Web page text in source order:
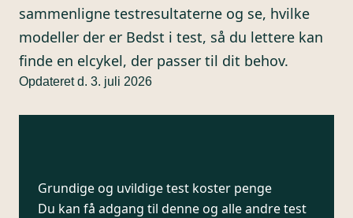
sammenligne testresultaterne og se, hvilke
modeller der er Bedst i test, så du lettere kan
finde en elcykel, der passer til dit behov.
Opdateret d. 3. juli 2026
Grundige og uvildige test koster penge
Du kan få adgang til denne og alle andre test